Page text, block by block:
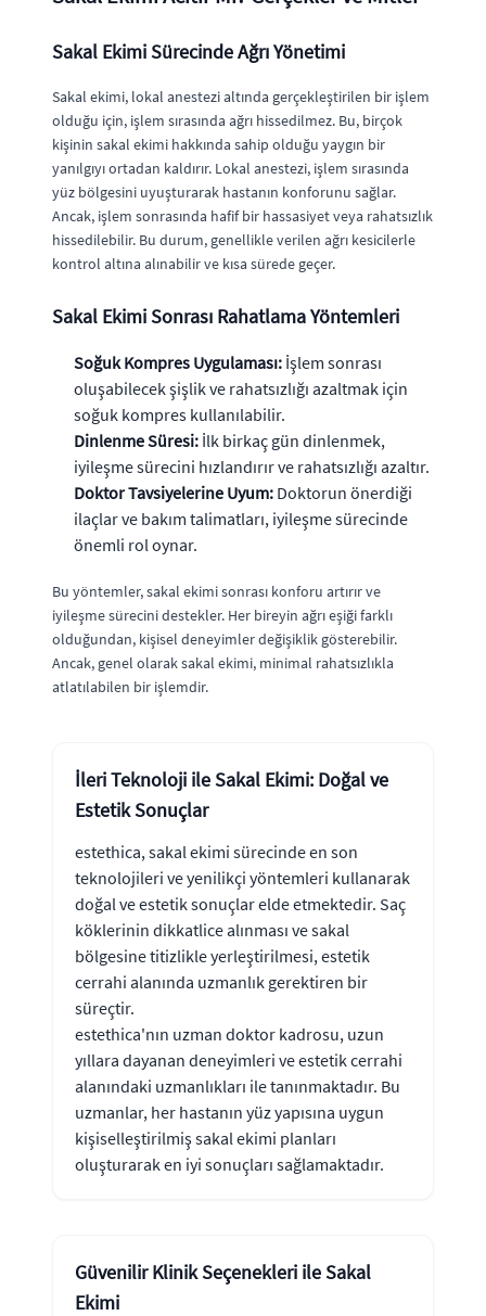
Sakal Ekimi Sürecinde Ağrı Yönetimi
Sakal ekimi, lokal anestezi altında gerçekleştirilen bir işlem
olduğu için, işlem sırasında ağrı hissedilmez. Bu, birçok
kişinin sakal ekimi hakkında sahip olduğu yaygın bir
yanılgıyı ortadan kaldırır. Lokal anestezi, işlem sırasında
yüz bölgesini uyuşturarak hastanın konforunu sağlar.
Ancak, işlem sonrasında hafif bir hassasiyet veya rahatsızlık
hissedilebilir. Bu durum, genellikle verilen ağrı kesicilerle
kontrol altına alınabilir ve kısa sürede geçer.
Sakal Ekimi Sonrası Rahatlama Yöntemleri
Soğuk Kompres Uygulaması: İşlem sonrası
oluşabilecek şişlik ve rahatsızlığı azaltmak için
soğuk kompres kullanılabilir.
Dinlenme Süresi: İlk birkaç gün dinlenmek,
iyileşme sürecini hızlandırır ve rahatsızlığı azaltır.
Doktor Tavsiyelerine Uyum: Doktorun önerdiği
ilaçlar ve bakım talimatları, iyileşme sürecinde
önemli rol oynar.
Bu yöntemler, sakal ekimi sonrası konforu artırır ve
iyileşme sürecini destekler. Her bireyin ağrı eşiği farklı
olduğundan, kişisel deneyimler değişiklik gösterebilir.
Ancak, genel olarak sakal ekimi, minimal rahatsızlıkla
atlatılabilen bir işlemdir.
İleri Teknoloji ile Sakal Ekimi: Doğal ve
Estetik Sonuçlar
estethica, sakal ekimi sürecinde en son
teknolojileri ve yenilikçi yöntemleri kullanarak
doğal ve estetik sonuçlar elde etmektedir. Saç
köklerinin dikkatlice alınması ve sakal
bölgesine titizlikle yerleştirilmesi, estetik
cerrahi alanında uzmanlık gerektiren bir
süreçtir.
estethica'nın uzman doktor kadrosu, uzun
yıllara dayanan deneyimleri ve estetik cerrahi
alanındaki uzmanlıkları ile tanınmaktadır. Bu
uzmanlar, her hastanın yüz yapısına uygun
kişiselleştirilmiş sakal ekimi planları
oluşturarak en iyi sonuçları sağlamaktadır.
Güvenilir Klinik Seçenekleri ile Sakal
Ekimi